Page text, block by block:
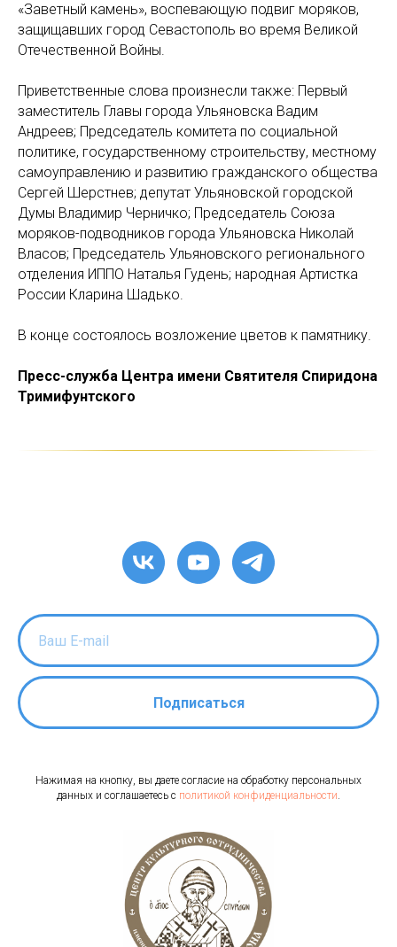
«Заветный камень», воспевающую подвиг моряков,
защищавших город Севастополь во время Великой
Отечественной Войны.
Приветственные слова произнесли также: Первый
заместитель Главы города Ульяновска Вадим
Андреев; Председатель комитета по социальной
политике, государственному строительству, местному
самоуправлению и развитию гражданского общества
Сергей Шерстнев; депутат Ульяновской городской
Думы Владимир Черничко; Председатель Союза
моряков-подводников города Ульяновска Николай
Власов; Председатель Ульяновского регионального
отделения ИППО Наталья Гудень; народная Артистка
России Кларина Шадько.
В конце состоялось возложение цветов к памятнику.
Пресс-служба Центра имени Святителя Спиридона
Тримифунтского
Подписаться
Нажимая на кнопку, вы даете согласие на обработку персональных
данных и соглашаетесь c политикой конфиденциальности.